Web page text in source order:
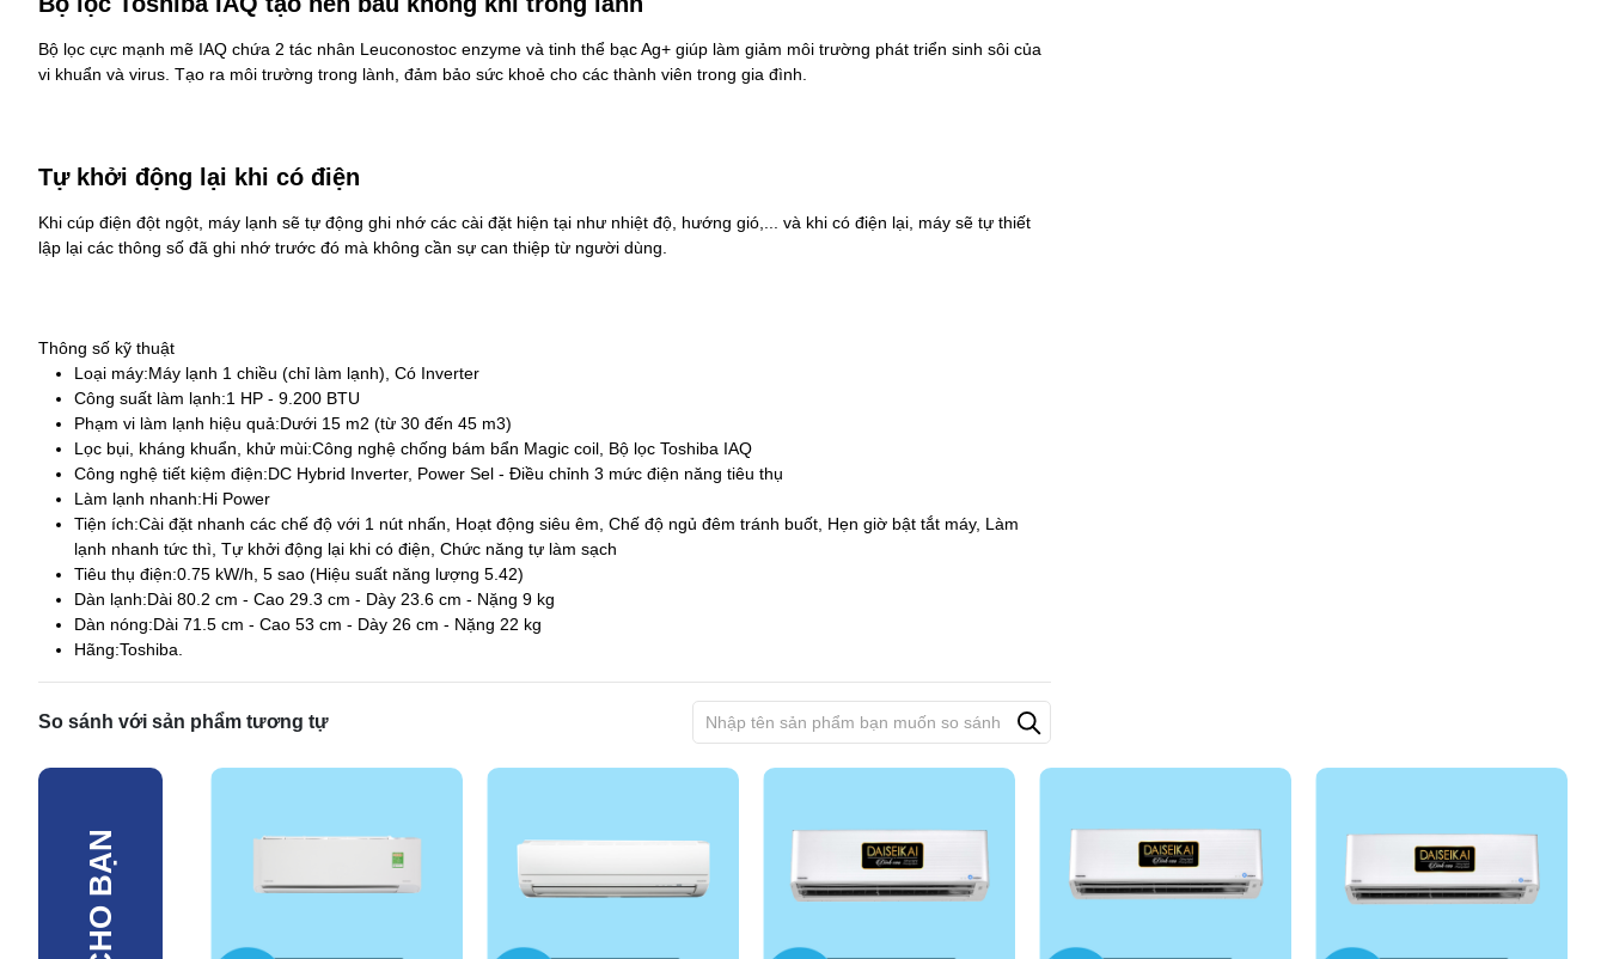
Bộ lọc cực mạnh mẽ IAQ chứa 2 tác nhân Leuconostoc enzyme và tinh thể bạc Ag+ giúp làm giảm môi trường phát triển sinh sôi của
vi khuẩn và virus. Tạo ra môi trường trong lành, đảm bảo sức khoẻ cho các thành viên trong gia đình.
Tự khởi động lại khi có điện
Khi cúp điện đột ngột, máy lạnh sẽ tự động ghi nhớ các cài đặt hiện tại như nhiệt độ, hướng gió,... và khi có điện lại, máy sẽ tự thiết
lập lại các thông số đã ghi nhớ trước đó mà không cần sự can thiệp từ người dùng.
Thông số kỹ thuật
Loại máy:Máy lạnh 1 chiều (chỉ làm lạnh), Có Inverter
Công suất làm lạnh:1 HP - 9.200 BTU
Phạm vi làm lạnh hiệu quả:Dưới 15 m2 (từ 30 đến 45 m3)
Lọc bụi, kháng khuẩn, khử mùi:Công nghệ chống bám bẩn Magic coil, Bộ lọc Toshiba IAQ
Công nghệ tiết kiệm điện:DC Hybrid Inverter, Power Sel - Điều chỉnh 3 mức điện năng tiêu thụ
Làm lạnh nhanh:Hi Power
Tiện ích:Cài đặt nhanh các chế độ với 1 nút nhấn, Hoạt động siêu êm, Chế độ ngủ đêm tránh buốt, Hẹn giờ bật tắt máy, Làm
lạnh nhanh tức thì, Tự khởi động lại khi có điện, Chức năng tự làm sạch
Tiêu thụ điện:0.75 kW/h, 5 sao (Hiệu suất năng lượng 5.42)
Dàn lạnh:Dài 80.2 cm - Cao 29.3 cm - Dày 23.6 cm - Nặng 9 kg
Dàn nóng:Dài 71.5 cm - Cao 53 cm - Dày 26 cm - Nặng 22 kg
Hãng:Toshiba.
So sánh với sản phẩm tương tự